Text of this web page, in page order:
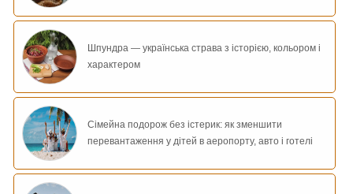
Шпундра — українська страва з історією, кольором і
характером
Сімейна подорож без істерик: як зменшити
перевантаження у дітей в аеропорту, авто і готелі